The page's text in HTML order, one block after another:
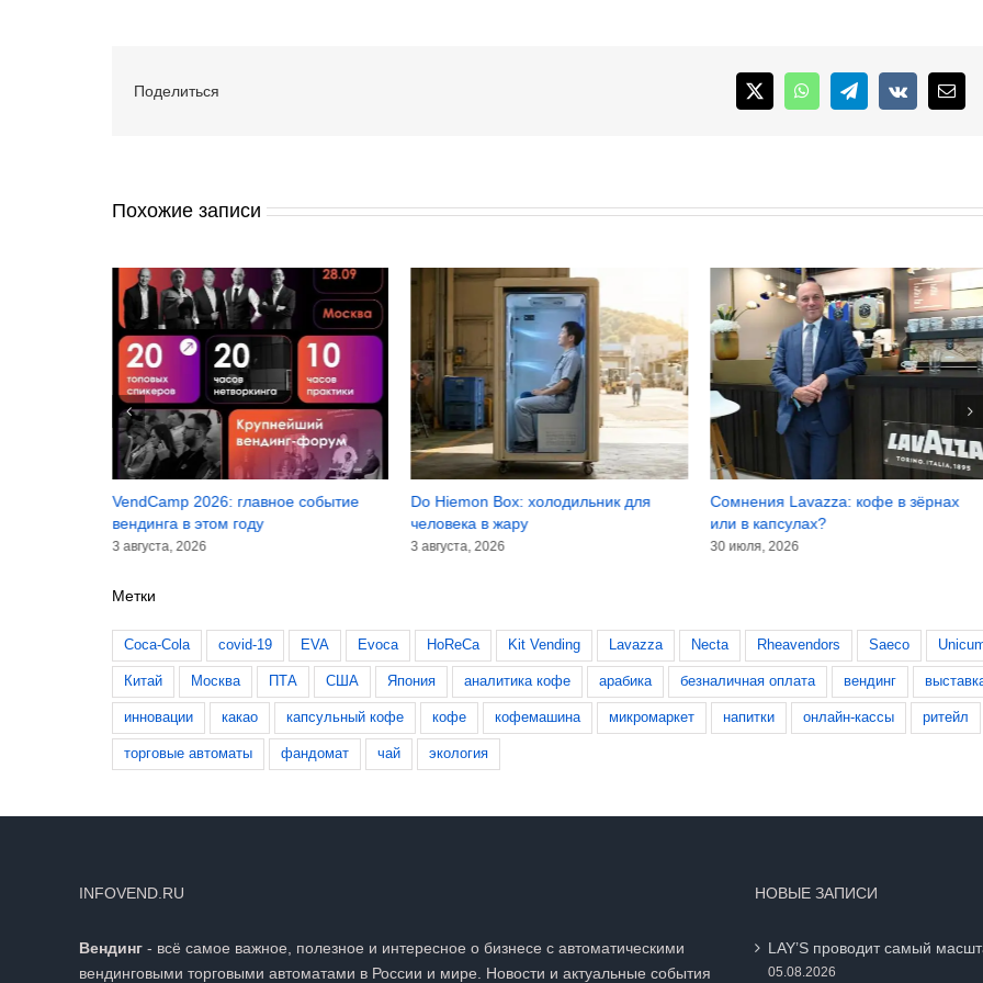
Поделиться X WhatsAppTelegram
Vk
Похожие записи
VendCamp 2026: главное событие
вендинга в этом году
3 августа, 2026
Do Hiemon Box: холодильник для
человека в жару
3 августа, 2026
Сомнения Lavazza: кофе в зёрнах
или в капсулах?
30 июля, 2026
Метки
Coca-Cola covid-19 EVA Evoca HoReCa Kit Vending Lavazza Necta Rheavendors Saeco
Китай Москва ПТА США Япония аналитика кофе арабика безналичная оплата вендинг
инновации какао капсульный кофе кофе кофемашина микромаркет напитки онлайн-кассы ритейл
торговые автоматы фандомат чай экология
INFOVEND.RU
Вендинг - всё самое важное, полезное и интересное о бизнесе с автоматическими
вендинговыми торговыми автоматами в России и мире. Новости и актуальные события
НОВЫЕ ЗАПИСИ
LAY’S проводит самый
05.08.2026